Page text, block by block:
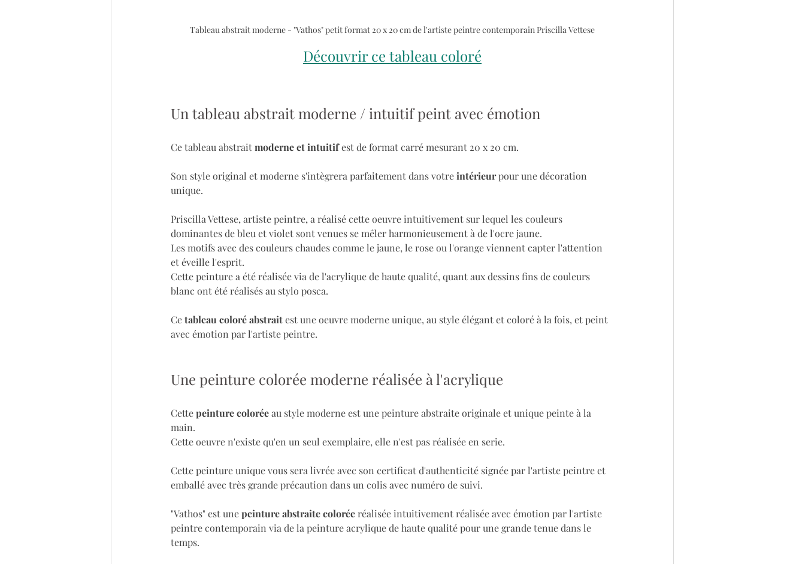
Tableau abstrait moderne - "Vathos" petit format 20 x 20 cm de l'artiste peintre contemporain Priscilla Vettese
Découvrir ce tableau coloré
Un tableau abstrait moderne / intuitif peint avec émotion
Ce tableau abstrait moderne et intuitif est de format carré mesurant 20 x 20 cm.
Son style original et moderne s'intègrera parfaitement dans votre intérieur pour une décoration
unique.
Priscilla Vettese, artiste peintre, a réalisé cette oeuvre intuitivement sur lequel les couleurs
dominantes de bleu et violet sont venues se mêler harmonieusement à de l'ocre jaune.
Les motifs avec des couleurs chaudes comme le jaune, le rose ou l'orange viennent capter l'attention
et éveille l'esprit.
Cette peinture a été réalisée via de l'acrylique de haute qualité, quant aux dessins fins de couleurs
blanc ont été réalisés au stylo posca.
Ce tableau coloré abstrait est une oeuvre moderne unique, au style élégant et coloré à la fois, et peint
avec émotion par l'artiste peintre.
Une peinture colorée moderne réalisée à l'acrylique
Cette peinture colorée au style moderne est une peinture abstraite originale et unique peinte à la
main.
Cette oeuvre n'existe qu'en un seul exemplaire, elle n'est pas réalisée en serie.
Cette peinture unique vous sera livrée avec son certificat d'authenticité signée par l'artiste peintre et
emballé avec très grande précaution dans un colis avec numéro de suivi.
"Vathos" est une peinture abstraite colorée réalisée intuitivement réalisée avec émotion par l'artiste
peintre contemporain via de la peinture acrylique de haute qualité pour une grande tenue dans le
temps.